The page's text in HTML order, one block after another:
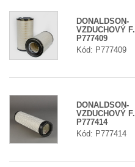
DONALDSON-
VZDUCHOVÝ F.
P777409
Kód: P777409
DONALDSON-
VZDUCHOVÝ F.
P777414
Kód: P777414